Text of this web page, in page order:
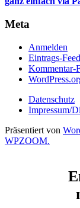
Meta
Anmelden
Eintrags-Feed
Kommentar-
Datenschutz
Impressum/
Präsentiert von
WPZOOM.